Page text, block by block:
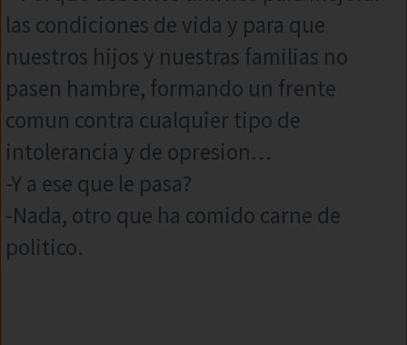
las condiciones de vida y para que
nuestros hijos y nuestras familias no
pasen hambre, formando un frente
comun contra cualquier tipo de
intolerancia y de opresion…
-Y a ese que le pasa?
-Nada, otro que ha comido carne de
politico.